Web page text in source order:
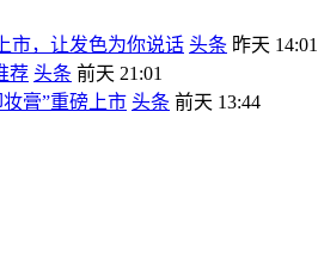
市，让发色为你说话 头条 昨天 14:01
荐 头条 前天 21:01
膏”重磅上市 头条 前天 13:44